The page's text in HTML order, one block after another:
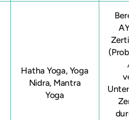
Hatha Yoga, Yoga
Nidra, Mantra
Yoga
durch